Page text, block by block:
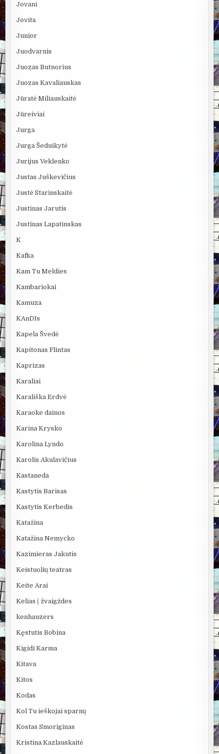
Jovani
Jovita
Junior
Juodvarnis
Juozas Butnorius
Juozas Kavaliauskas
Jūratė Miliauskaitė
Jūreiviai
Jurga
Jurga Šeduikytė
Jurijus Veklenko
Justas Juškevičius
Justė Starinskaitė
Justinas Jarutis
Justinas Lapatinskas
K
Kafka
Kam Tu Meldies
Kambariokai
Kamuza
KAnDIs
Kapela Švedė
Kapitonas Flintas
Kaprizas
Karaliai
Karališka Erdvė
Karaoke dainos
Karina Krysko
Karolina Lyndo
Karolis Akulavičius
Kastaneda
Kastytis Barisas
Kastytis Kerbedis
Katažina
Katažina Nemycko
Kazimieras Jakutis
Keistuolių teatras
Keite Arai
Kelias į žvaigždes
kenhauzers
Kęstutis Bobina
Kigidi Karma
Kitava
Kitos
Kodas
Kol Tu ieškojai sparnų
Kostas Smoriginas
Kristina Kazlauskaitė